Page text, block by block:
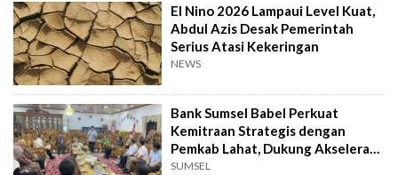
El Nino 2026 Lampaui Level Kuat,
Abdul Azis Desak Pemerintah
Serius Atasi Kekeringan
NEWS
Bank Sumsel Babel Perkuat
Kemitraan Strategis dengan
Pemkab Lahat, Dukung Akselerasi
Ekonomi Daerah
SUMSEL